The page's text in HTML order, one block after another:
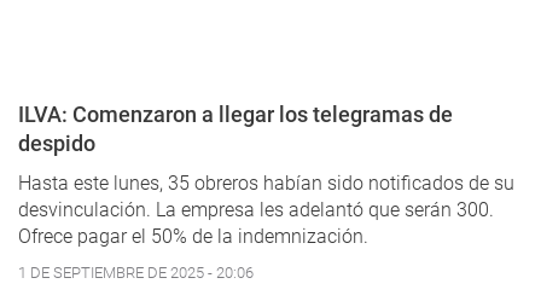
ILVA: Comenzaron a llegar los telegramas de
despido
Hasta este lunes, 35 obreros habían sido notificados de su
desvinculación. La empresa les adelantó que serán 300.
Ofrece pagar el 50% de la indemnización.
1 DE SEPTIEMBRE DE 2025 - 20:06